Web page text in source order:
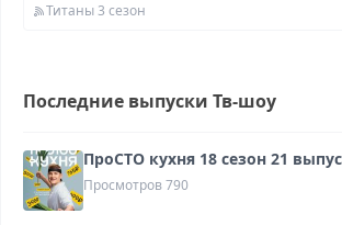
Титаны 3 сезон
Последние выпуски Тв-шоу
ПроСТО кухня 18 сезон 21
Просмотров790